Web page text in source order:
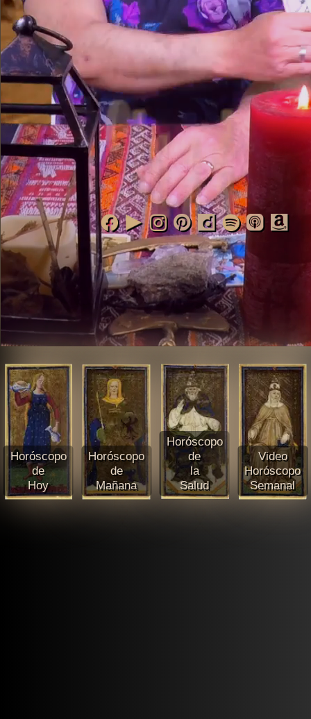
Horóscopo
de
Hoy
Horóscopo
de
Mañana
Horóscopo
de
la
Salud
Video
Horóscopo
Semanal